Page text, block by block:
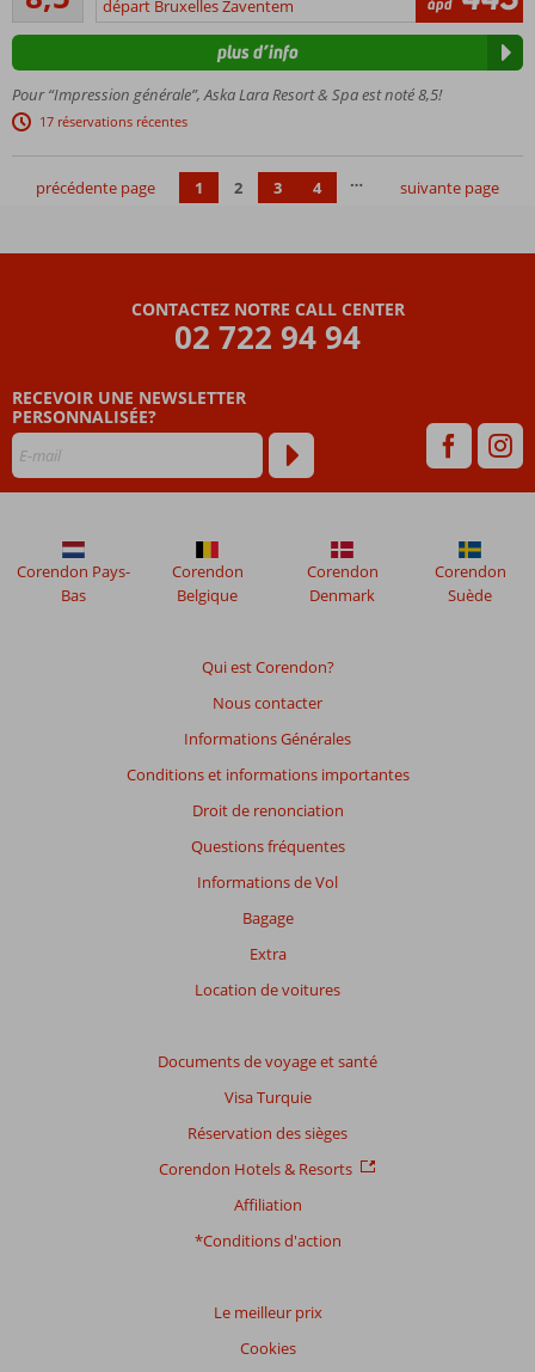
privée
Aquapark
toboggans
Spa et
Center
commentairesdépart Bruxelles Zaventem àpd
Pour “Impression générale”, Aska Lara Resort & Spa est noté 8,5!
17 réservations récentes
plus d’info
précédente page 1 2 3 4 … suivante page
CONTACTEZ NOTRE CALL CENTER
02 722 94 94
RECEVOIR UNE NEWSLETTER
PERSONNALISÉE?
Qui est Corendon?
Nous contacter
Informations Générales
Conditions et informations importantes
Droit de renonciation
Questions fréquentes
Informations de Vol
Bagage
Extra
Location de voitures
Documents de voyage et santé
Visa Turquie
Réservation des sièges
Corendon Hotels & Resorts
Affiliation
*Conditions d'action
Le meilleur prix
Cookies
Corendon Pays-
Bas
Corendon
Belgique
Corendon
Denmark
Corendon
Suède